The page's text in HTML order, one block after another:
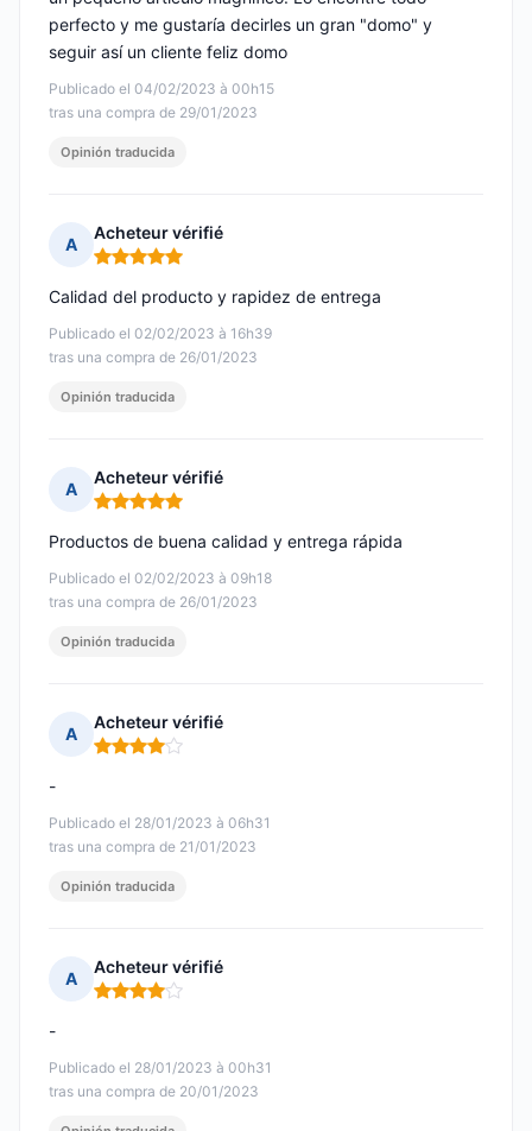
Publicado el 04/02/2023 à 00h15
tras una compra de 29/01/2023
perfecto y me gustaría decirles un gran "domo" y
seguir así un cliente feliz domo
Opinión traducida
A
Acheteur vérifié
Nota: 5 de 5
Publicado el 02/02/2023 à 16h39
tras una compra de 26/01/2023
Calidad del producto y rapidez de entrega
Opinión traducida
A
Acheteur vérifié
Nota: 5 de 5
Publicado el 02/02/2023 à 09h18
tras una compra de 26/01/2023
Productos de buena calidad y entrega rápida
Opinión traducida
A
Acheteur vérifié
Nota: 4 de 5
Publicado el 28/01/2023 à 06h31
tras una compra de 21/01/2023
-
Opinión traducida
A
Acheteur vérifié
Nota: 4 de 5
Publicado el 28/01/2023 à 00h31
tras una compra de 20/01/2023
-